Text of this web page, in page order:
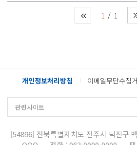
1 1
개인정보처리방침 이메일무단수집
[54896] 전북특별자치도 전주시 덕진구